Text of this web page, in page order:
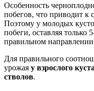
Особенность
побегов, что приводит
Поэтому у молодых
побеги, оставляя только
правильном
Для правильного
урожая у взрослого
стволов.